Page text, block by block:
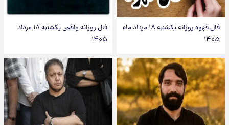
فال قهوه روزانه یکشنبه ۱۸ مرداد ماه
۱۴۰۵
فال روزانه واقعی یکشنبه ۱۸ مرداد
۱۴۰۵